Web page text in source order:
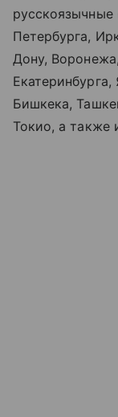
Петербурга,
Дону,
Бишкека,
Токио, а также